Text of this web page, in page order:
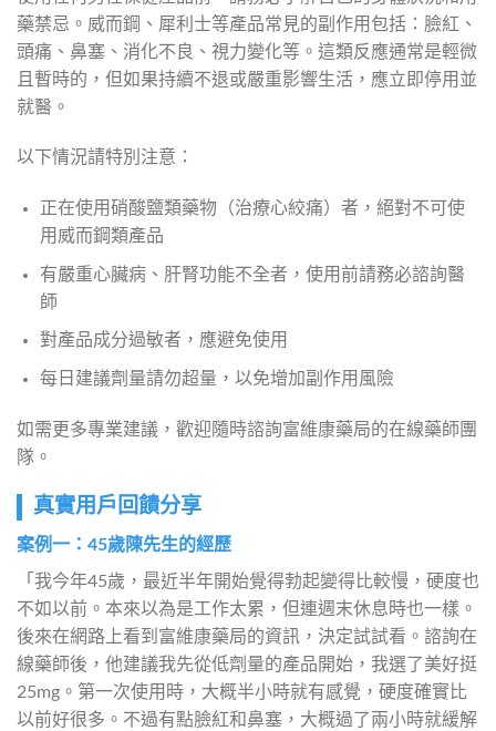
藥禁忌。威而鋼、犀利士等產品常見的副作用包括：臉紅、
頭痛、鼻塞、消化不良、視力變化等。這類反應通常是輕微
且暫時的，但如果持續不退或嚴重影響生活，應立即停用並
就醫。
以下情況請特別注意：
正在使用硝酸鹽類藥物（治療心絞痛）者，絕對不可使
用威而鋼類產品
有嚴重心臟病、肝腎功能不全者，使用前請務必諮詢醫
師
對產品成分過敏者，應避免使用
每日建議劑量請勿超量，以免增加副作用風險
如需更多專業建議，歡迎隨時諮詢富維康藥局的在線藥師團
隊。
真實用戶回饋分享
案例一：45歲陳先生的經歷
「我今年45歲，最近半年開始覺得勃起變得比較慢，硬度也
不如以前。本來以為是工作太累，但連週末休息時也一樣。
後來在網路上看到富維康藥局的資訊，決定試試看。諮詢在
線藥師後，他建議我先從低劑量的產品開始，我選了美好挺
25mg。第一次使用時，大概半小時就有感覺，硬度確實比
以前好很多。不過有點臉紅和鼻塞，大概過了兩小時就緩解